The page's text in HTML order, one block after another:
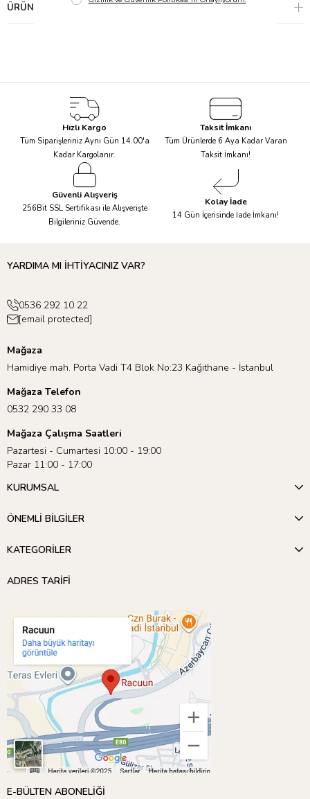
ÜRÜN ÖNERILERI
Hızlı Kargo
Tüm Siparişleriniz Aynı Gün 14.00'a
Kadar Kargolanır.
Taksit İmkanı
Tüm Ürünlerde 6 Aya Kadar Varan
Taksit İmkanı!
Güvenli Alışveriş
256Bit SSL Sertifikası ile Alışverişte
Bilgileriniz Güvende.
Kolay İade
14 Gün İçerisinde İade İmkanı!
YARDIMA MI İHTİYACINIZ VAR?
0536 292 10 22
[email protected]
Mağaza
Hamidiye mah. Porta Vadi T4 Blok No:23 Kağıthane - İstanbul
Mağaza Telefon
0532 290 33 08
Mağaza Çalışma Saatleri
Pazartesi - Cumartesi 10:00 - 19:00
Pazar 11:00 - 17:00
KURUMSAL
ÖNEMLİ BİLGİLER
KATEGORİLER
ADRES TARİFİ
E-BÜLTEN ABONELİĞİ